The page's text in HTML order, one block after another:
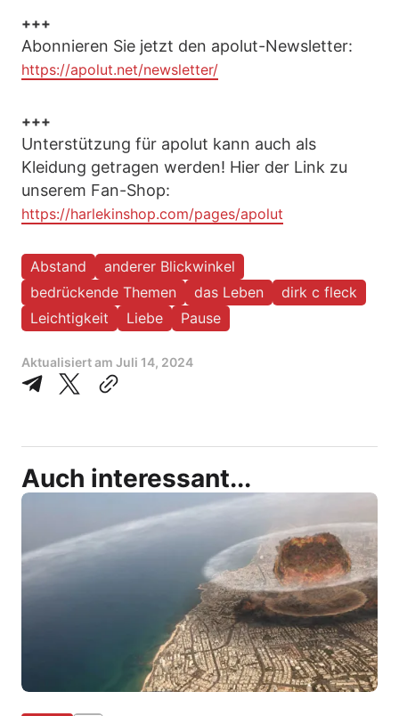
+++
Abonnieren Sie jetzt den apolut-Newsletter:
https://apolut.net/newsletter/
+++
Unterstützung für apolut kann auch als
Kleidung getragen werden! Hier der Link zu
unserem Fan-Shop:
https://harlekinshop.com/pages/apolut
Abstand
anderer Blickwinkel
bedrückende Themen
das Leben
dirk c fleck
Leichtigkeit
Liebe Pause
Aktualisiert am Juli 14, 2024
Auch interessant...